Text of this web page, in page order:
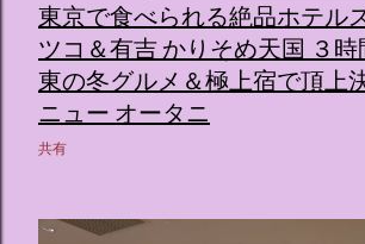
東京で食べられる絶品ホテル
ツコ＆有吉 かりそめ天国 ３
東の冬グルメ＆極上宿で頂上
ニュー オータニ
共有